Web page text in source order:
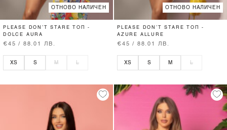
ОТНОВО НАЛИЧЕН
PLEASE DON’T STARE ТОП -
DOLCE AURA
€45 / 88.01 ЛВ.
XS S M L
ОТНОВО НАЛИЧЕН
PLEASE DON’T STARE ТОП -
AZURE ALLURE
€45 / 88.01 ЛВ.
XS S M L